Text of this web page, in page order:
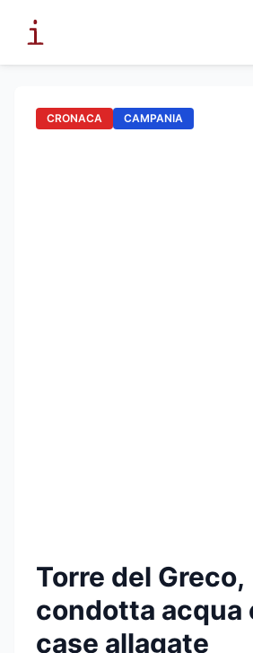
CRONACA CAMPANIA
Torre del Greco,
condotta acqua
case allagate